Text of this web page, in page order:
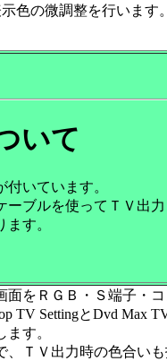
色の微調整を行います。
いて
いています。
ブルを使ってＴＶ出力
す。
面をＲＧＢ・Ｓ端子・
TV SettingとDvd Max
ます。
、ＴＶ出力時の色合いも